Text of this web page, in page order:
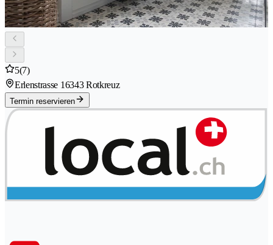
5(7)
Erlenstrasse 16343 Rotkreuz
Termin reservieren